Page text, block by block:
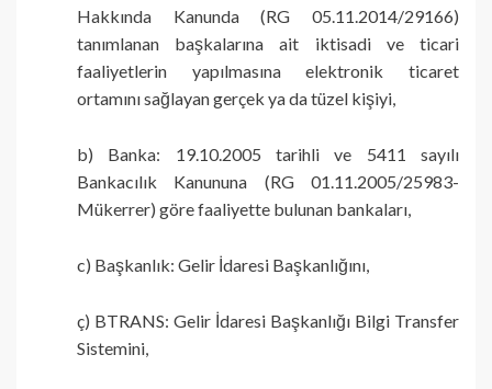
Hakkında Kanunda (RG 05.11.2014/29166)
tanımlanan başkalarına ait iktisadi ve ticari
faaliyetlerin yapılmasına elektronik ticaret
ortamını sağlayan gerçek ya da tüzel kişiyi,
b) Banka: 19.10.2005 tarihli ve 5411 sayılı
Bankacılık Kanununa (RG 01.11.2005/25983-
Mükerrer) göre faaliyette bulunan bankaları,
c) Başkanlık: Gelir İdaresi Başkanlığını,
ç) BTRANS: Gelir İdaresi Başkanlığı Bilgi Transfer
Sistemini,